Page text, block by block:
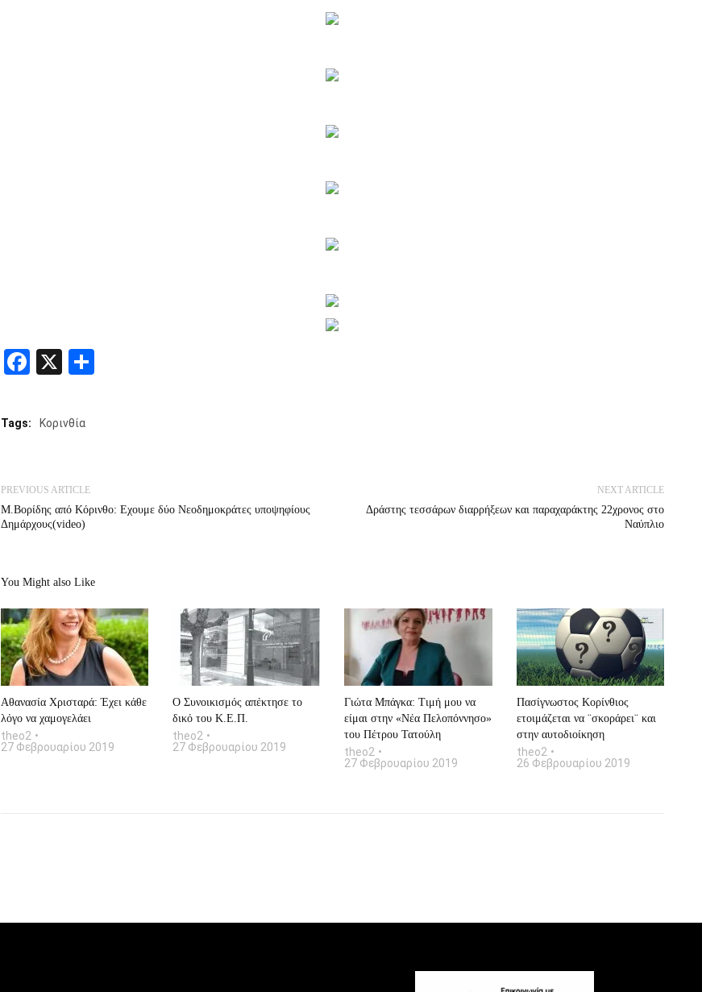
Facebook
X Share
Tags: Κορινθία
PREVIOUS ARTICLE
Μ.Βορίδης από Κόρινθο: Εχουμε δύο Νεοδημοκράτες υποψηφίους
Δημάρχους(video)
NEXT ARTICLE
Δράστης τεσσάρων διαρρήξεων και παραχαράκτης 22χρονος στο
Ναύπλιο
You Might also Like
Αθανασία Χρισταρά: Έχει κάθε
λόγο να χαμογελάει
theo2
27 Φεβρουαρίου 2019
O Συνοικισμός απέκτησε το
δικό του Κ.Ε.Π.
theo2
27 Φεβρουαρίου 2019
Γιώτα Μπάγκα: Tιμή μου να
είμαι στην «Νέα Πελοπόννησο»
του Πέτρου Τατούλη
theo2
27 Φεβρουαρίου 2019
Πασίγνωστος Κορίνθιος
ετοιμάζεται να ¨σκοράρει¨ και
στην αυτοδιοίκηση
theo2
26 Φεβρουαρίου 2019